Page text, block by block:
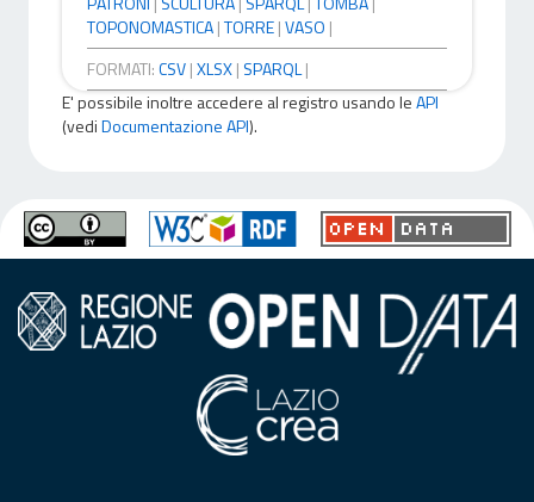
TOPONOMASTICA|TORRE|VASO |
FORMATI:CSV|XLSX| SPARQL|
E' possibile inoltre accedere al registro usando leAPI
(vediDocumentazione API).